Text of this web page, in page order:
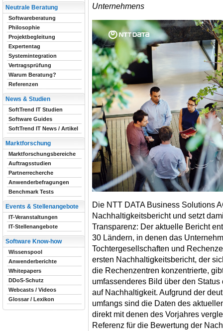
Unternehmens
Die NTT DATA Business Solutions
Nachhaltigkeitsbericht und setzt
Transparenz: Der aktuelle Bericht
30 Ländern, in denen das
Tochtergesellschaften und
ersten Nachhaltigkeitsbericht, der
die Rechenzentren konzentrierte,
umfassenderes Bild über den
auf Nachhaltigkeit. Aufgrund der
umfangs sind die Daten des
direkt mit denen des Vorjahres
Referenz für die Bewertung der
Neutrale Beratung
Softwareberatung
Philosophie
Projektbegleitung
Expertentag
Systemintegration
Vertragsprüfung
Warum Beratung?
Referenzen
News & Studien
SoftTrend IT Studien
Software Guides
SoftTrend IT News / Artikel
Marktforschung
Marktforschungsbereiche
Auftragsstudien
Partnerrecherche
Anwenderbefragungen
Benchmark Tests
Events & Stellenangebote
IT-Veranstaltungen
IT-Stellenangebote
Software Know-how
Wissenspool
Anwenderberichte
Whitepapers
DDoS-Schutz
Webcasts / Videos
Glossar / Lexikon